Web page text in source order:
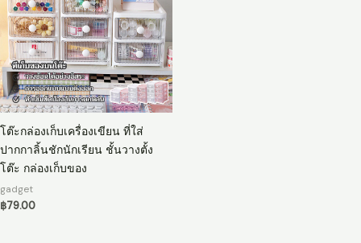
โต๊ะกล่องเก็บเครื่องเขียน ที่ใส่
ปากกาลิ้นชักนักเรียน ชั้นวางตั้ง
โต๊ะ กล่องเก็บของ
gadget
฿79.00